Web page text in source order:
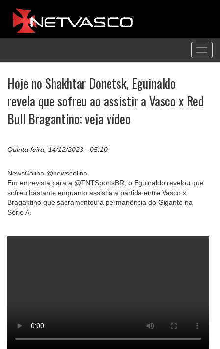
Hoje no Shakhtar Donetsk, Eguinaldo
revela que sofreu ao assistir a Vasco x Red
Bull Bragantino; veja vídeo
Quinta-feira, 14/12/2023 - 05:10
NewsColina @newscolina
Em entrevista para a @TNTSportsBR, o Eguinaldo revelou que
sofreu bastante enquanto assistia a partida entre Vasco x
Bragantino que sacramentou a permanência do Gigante na
Série A.